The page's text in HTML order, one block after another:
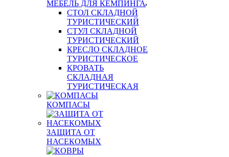
МЕБЕЛЬ ДЛЯ КЕМПИНГА
СТОЛ СКЛАДНОЙ
ТУРИСТИЧЕСКИЙ
СТУЛ СКЛАДНОЙ
ТУРИСТИЧЕСКИЙ
КРЕСЛО СКЛАДНОЕ
ТУРИСТИЧЕСКОЕ
КРОВАТЬ
СКЛАДНАЯ
ТУРИСТИЧЕСКАЯ
КОМПАСЫ
ЗАЩИТА ОТ
НАСЕКОМЫХ